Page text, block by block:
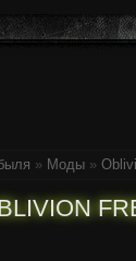
» Моды »